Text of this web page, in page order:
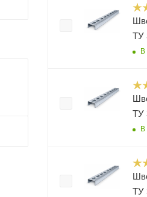
ТУ
В
ТУ
В
ТУ